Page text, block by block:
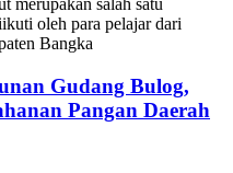
oleh para pelajar dari
Bangka
Gudang Bulog,
Pangan Daerah